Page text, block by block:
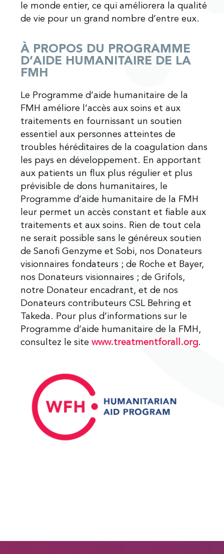
le monde entier, ce qui améliorera la qualité
de vie pour un grand nombre d’entre eux.
À PROPOS DU PROGRAMME
D’AIDE HUMANITAIRE DE LA
FMH
Le Programme d’aide humanitaire de la
FMH améliore l’accès aux soins et aux
traitements en fournissant un soutien
essentiel aux personnes atteintes de
troubles héréditaires de la coagulation dans
les pays en développement. En apportant
aux patients un flux plus régulier et plus
prévisible de dons humanitaires, le
Programme d’aide humanitaire de la FMH
leur permet un accès constant et fiable aux
traitements et aux soins. Rien de tout cela
ne serait possible sans le généreux soutien
de Sanofi Genzyme et Sobi, nos Donateurs
visionnaires fondateurs ; de Roche et Bayer,
nos Donateurs visionnaires ; de Grifols,
notre Donateur encadrant, et de nos
Donateurs contributeurs CSL Behring et
Takeda. Pour plus d’informations sur le
Programme d’aide humanitaire de la FMH,
consultez le sitewww.treatmentforall.org.